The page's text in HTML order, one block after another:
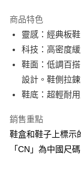
合作金庫商業銀行
華南商業銀行
上海商業儲蓄銀行
國泰世華商業銀行
臺灣中小企業銀行
匯豐（台灣）商
聯邦商業銀行
元大商業銀行
台新國際商業銀行
台灣樂天信用卡公
LINE Pay
街口支付
AFTEE先享後付
相關說明
便利好安心！
１．簡單：不需註冊
２．便利：只要手機
３．安心：先確認
運送方式
商品特色
靈感：經典板鞋
科技：高密度
鞋面：低調百
設計。鞋側拉
鞋底：超輕耐
銷售重點
鞋盒和鞋子上標示
「CN」為中國尺